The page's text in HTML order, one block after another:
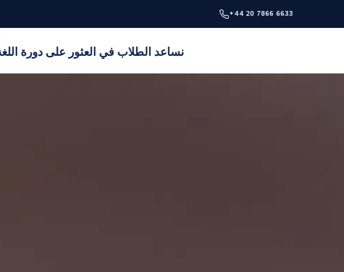
+44 20 7866 6633
نساعد الطلاب في العثور على دورة اللغة